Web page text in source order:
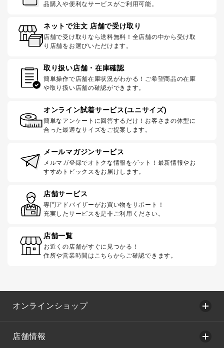
品購入や便利なサービスがご利用可能。
ネットで注文 店舗で受け取り
店舗で受け取りなら送料無料！全店舗の中から受け取
り店舗をお選びいただけます。
取り扱い店舗・在庫確認
簡単操作で店舗在庫状況がわかる！ご希望商品の在庫
や取り扱い店舗の確認ができます。
オンライン試着サービス(ユニサイズ)
簡単なアンケートに回答するだけ！お客さまの体型に
合った最適なサイズをご提案します。
メールマガジンサービス
メルマガ登録でオトクな情報をゲット！最新情報やお
すすめトピックスをお届けします。
店舗サービス
専門アドバイザーがお買い物をサポート！
充実したサービスを是非ご利用ください。
店舗一覧
お近くの店舗がすぐに見つかる！
住所や営業時間はこちらからご確認できます。
オンラインショップ
店舗情報